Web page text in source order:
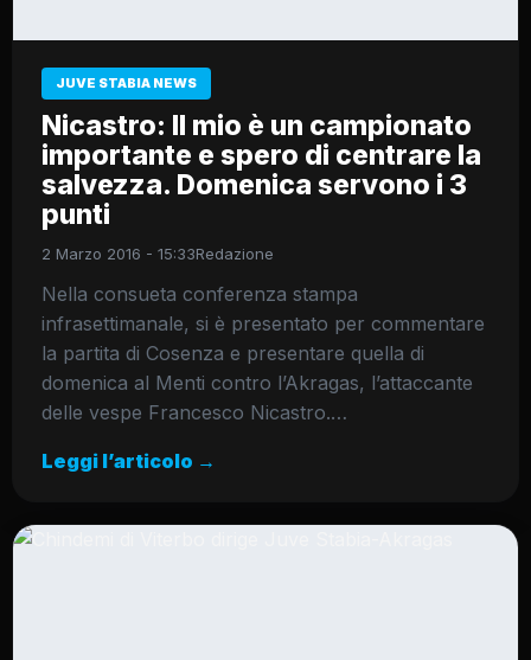
JUVE STABIA NEWS
Nicastro: Il mio è un campionato
importante e spero di centrare la
salvezza. Domenica servono i 3
punti
2 Marzo 2016 - 15:33Redazione
Nella consueta conferenza stampa
infrasettimanale, si è presentato per commentare
la partita di Cosenza e presentare quella di
domenica al Menti contro l’Akragas, l’attaccante
delle vespe Francesco Nicastro.…
Leggi l’articolo →